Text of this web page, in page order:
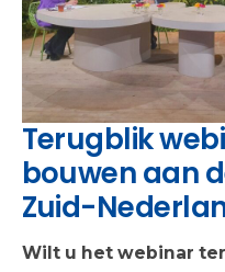
Terugblik
bouwen aan
Zuid-
Wilt u het webinar